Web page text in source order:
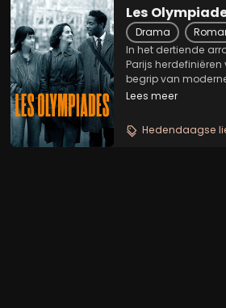
Les
Drama
In het dertiende
Parijs
begrip van
ontmoet de jongen
dan weer het pad
delen een hechte...
Lees meer
Hedendaagse